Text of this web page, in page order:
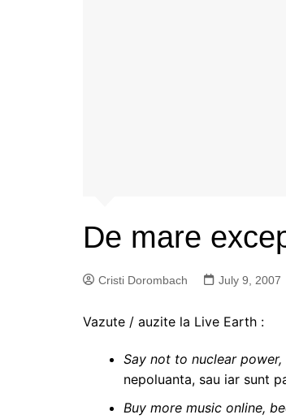
De mare
Cristi Dorombach July 9, 2007
Vazute / auzite la Live Earth :
Say not to nuclear power,
nepoluanta, sau iar sunt
Buy more music online,